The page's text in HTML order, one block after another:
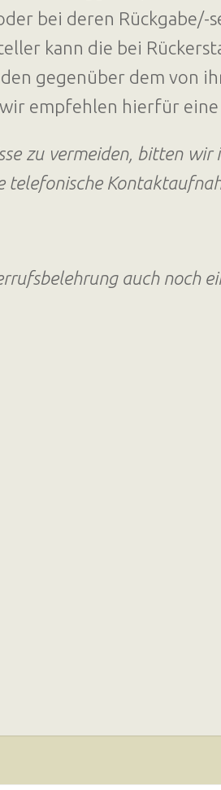
bei deren
kann die bei
gegenüber dem von
empfehlen hierfür
zu vermeiden, bitten
telefonische
auch noch